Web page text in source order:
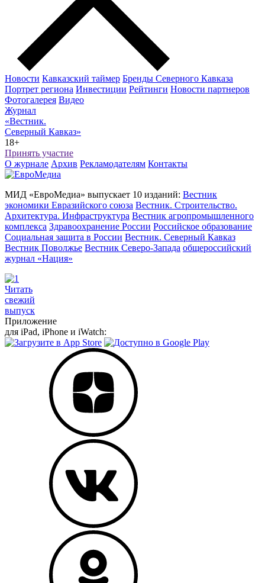
Новости Кавказский таймер Бренды Северного Кавказа
Портрет региона Инвестиции Рейтинги Новости партнеров
Фотогалерея Видео
Журнал
«Вестник.
Северный Кавказ»
18+
Принять участие
О журнале Архив Рекламодателям Контакты
МИД «ЕвроМедиа» выпускает 10 изданий: Вестник
экономики Евразийского союза Вестник. Строительство.
Архитектура. Инфраструктура Вестник агропромышленного
комплекса Здравоохранение России Российское образование
Социальная защита в России Вестник. Северный Кавказ
Вестник Поволжье Вестник Северо-Запада общероссийский
журнал «Нация»
Читать
свежий
выпуск
Приложение
для iPad, iPhone и iWatch: